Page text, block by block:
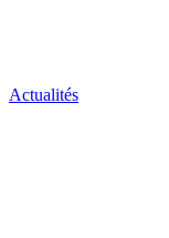
Actualités